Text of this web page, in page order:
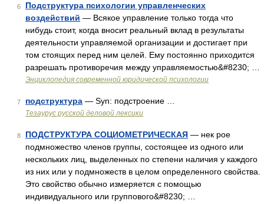
6
Подструктура психологии управленческих
воздействий — Всякое управление только тогда что
нибудь стоит, когда вносит реальный вклад в результаты
деятельности управляемой организации и достигает при
том стоящих перед ним целей. Ему постоянно приходится
разрешать противоречия между управляемостью&#8230; …
Энциклопедия современной юридической психологии
7 подструктура — Syn: подстроение …
Тезаурус русской деловой лексики
8 ПОДСТРУКТУРА СОЦИОМЕТРИЧЕСКАЯ — нек рое
подмножество членов группы, состоящее из одного или
нескольких лиц, выделенных по степени наличия у каждого
из них или у подмножеств в целом определенного свойства.
Это свойство обычно измеряется с помощью
индивидуального или группового&#8230; …